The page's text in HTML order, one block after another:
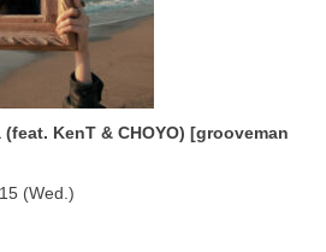
(feat. KenT & CHOYO) [grooveman
(Wed.)